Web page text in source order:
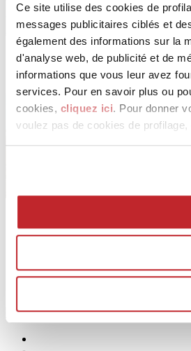
Ce site utilise des cookies de
messages publicitaires ciblés et
également des informations sur la
d'analyse web, de publicité et de
informations que vous leur avez
services. Pour en savoir plus ou
cookies, cliquez ici. Pour donner
voulez pas de cookies de
SHIBUSA
TONALITE